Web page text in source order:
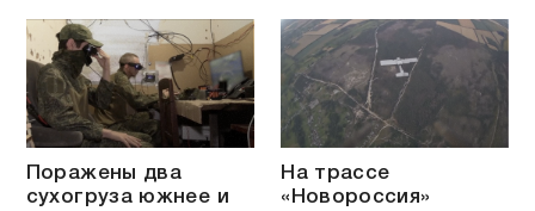
Поражены два
сухогруза южнее и
На трассе
«Новороссия»